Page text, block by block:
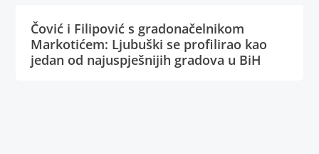
Čović i Filipović s gradonačelnikom
Markotićem: Ljubuški se profilirao kao
jedan od najuspješnijih gradova u BiH